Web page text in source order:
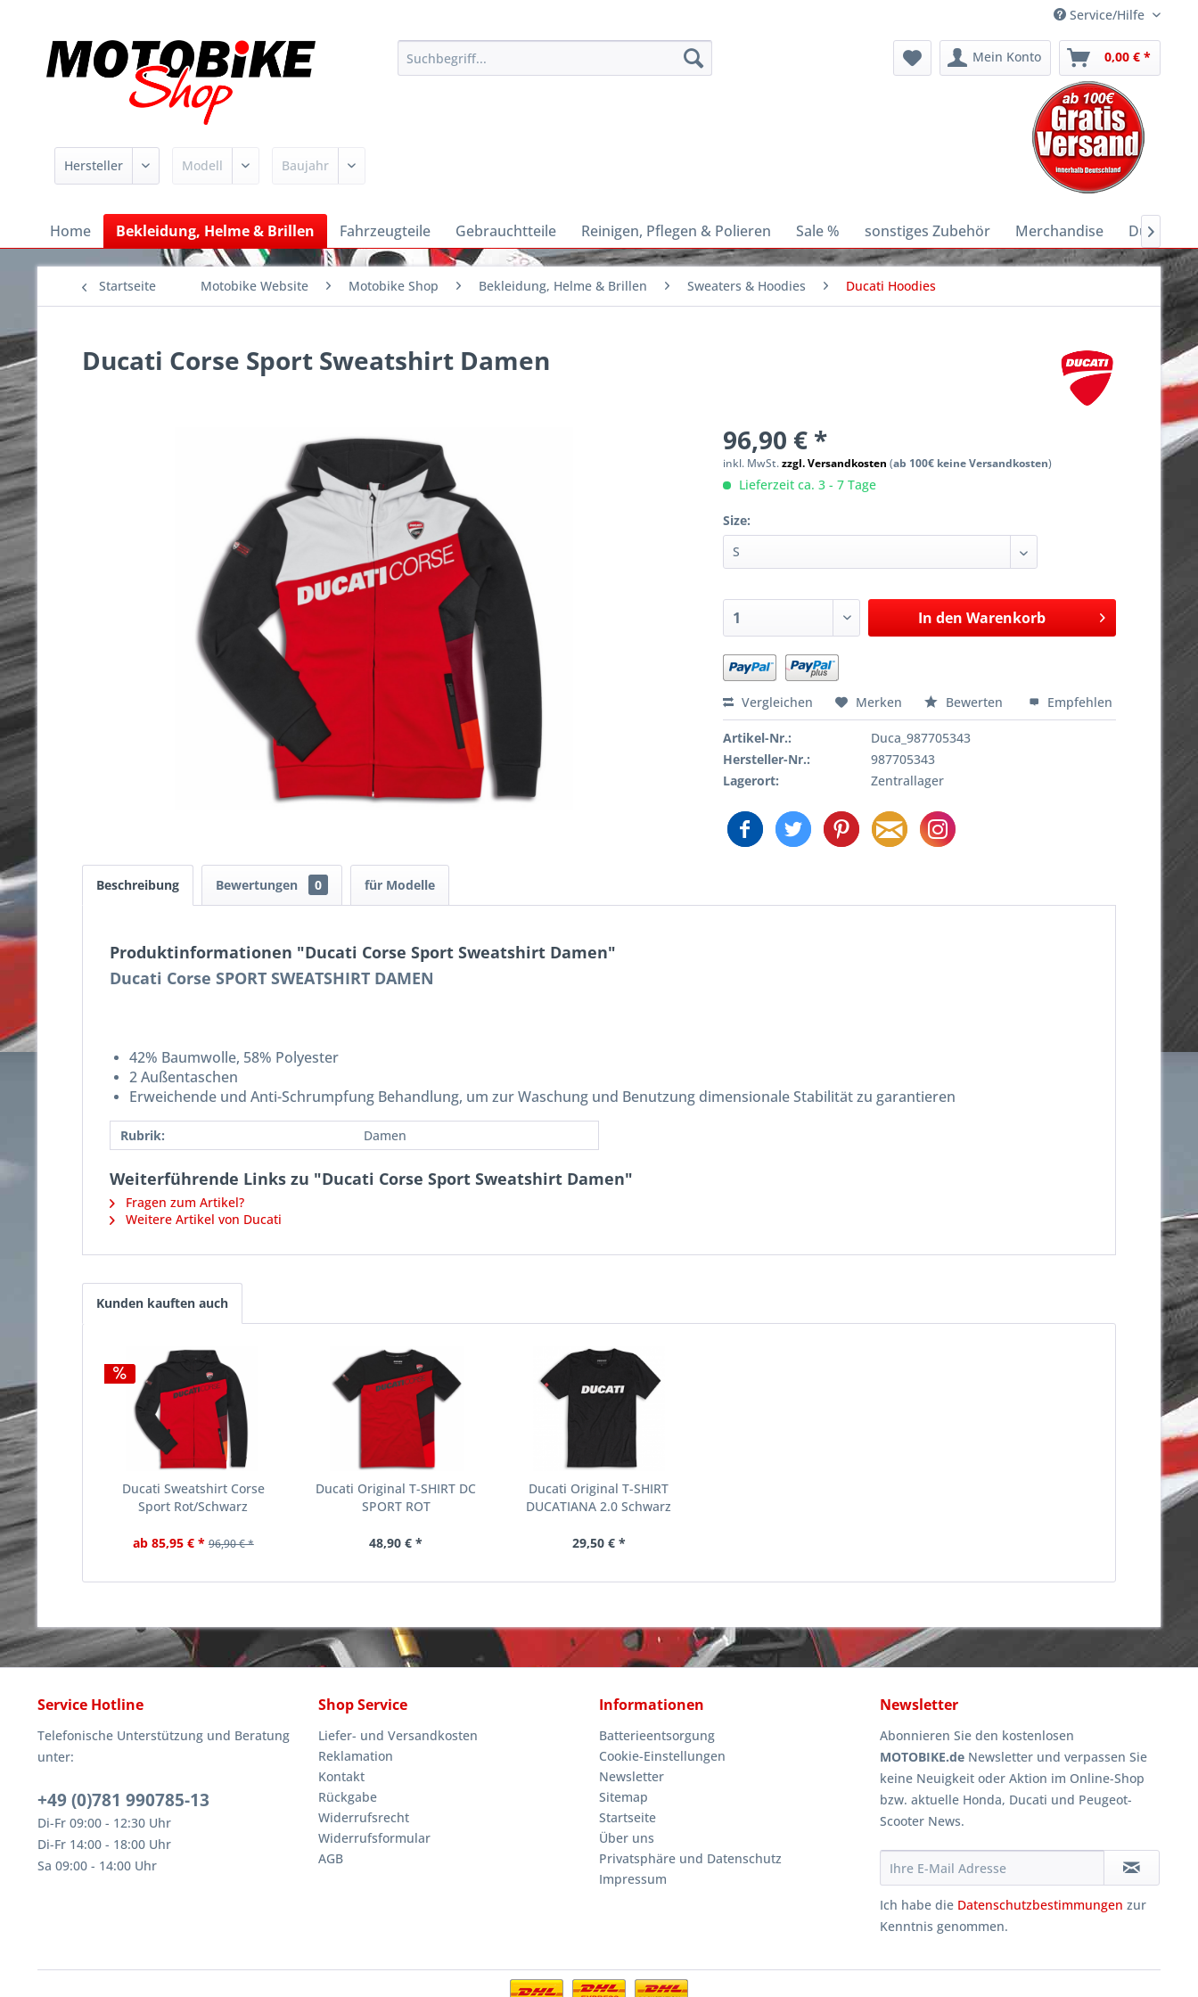
Service/Hilfe
Mein Konto 0,00 € *
Home Bekleidung, Helme & Brillen Fahrzeugteile Gebrauchtteile Reinigen, Pflegen & Polieren Sale % sonstiges Zubehör Merchandise Ducati E-

Startseite Motobike Website Motobike Shop Bekleidung, Helme & Brillen Sweaters & Hoodies Ducati Hoodies
Ducati Corse Sport Sweatshirt Damen
96,90 € *
inkl. MwSt.zzgl. Versandkosten (ab 100€ keine Versandkosten)
Lieferzeit ca. 3 - 7 Tage
Size:
In den Warenkorb
Vergleichen Merken Bewerten Empfehlen
Artikel-Nr.:
Duca_987705343
Hersteller-Nr.:
987705343
Lagerort:
Zentrallager
Beschreibung Bewertungen 0 für Modelle
Produktinformationen "Ducati Corse Sport Sweatshirt Damen"
Ducati Corse SPORT SWEATSHIRT DAMEN
42% Baumwolle, 58% Polyester
2 Außentaschen
Erweichende und Anti-Schrumpfung Behandlung, um zur Waschung und Benutzung dimensionale Stabilität zu garantieren
Rubrik: Damen
Weiterführende Links zu "Ducati Corse Sport Sweatshirt Damen"
Fragen zum Artikel?
Weitere Artikel von Ducati
Kunden kauften auch
Ducati Sweatshirt Corse
Sport Rot/Schwarz
ab 85,95 € * 96,90 € *
Ducati Original T-SHIRT DC
SPORT ROT
48,90 € *
Ducati Original T-SHIRT
DUCATIANA 2.0 Schwarz
29,50 € *
Service Hotline
Telefonische Unterstützung und Beratung
unter:
+49 (0)781 990785-13
Di-Fr 09:00 - 12:30 Uhr
Di-Fr 14:00 - 18:00 Uhr
Sa 09:00 - 14:00 Uhr
Shop Service
Liefer- und Versandkosten
Reklamation
Kontakt
Rückgabe
Widerrufsrecht
Widerrufsformular
AGB
Informationen
Batterieentsorgung
Cookie-Einstellungen
Newsletter
Sitemap
Startseite
Über uns
Privatsphäre und Datenschutz
Impressum
Newsletter
Abonnieren Sie den kostenlosen
MOTOBIKE.de Newsletter und verpassen Sie
keine Neuigkeit oder Aktion im Online-Shop
bzw. aktuelle Honda, Ducati und Peugeot-
Scooter News.
Ich habe die Datenschutzbestimmungen zur
Kenntnis genommen.